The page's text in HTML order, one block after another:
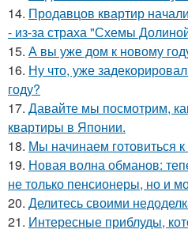
14. Продавцов квартир
- из-за страха "Схемы
15. А вы уже дом к новому
16. Ну что, уже
году?
17. Давайте мы посмотрим,
квартиры в Японии.
18. Мы начинаем готовиться
19. Новая волна обманов:
не только пенсионеры, но и
20. Делитесь своими
21. Интересные приблуды,